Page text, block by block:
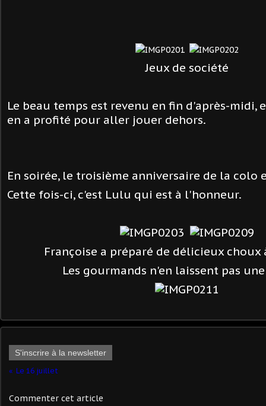
Jeux de société
Le beau temps est revenu en fin d'après-midi,
en a profité pour aller jouer dehors.
En soirée, le troisième anniversaire de la colo
Cette fois-ci, c'est Lulu qui est à l'honneur.
Françoise a préparé de délicieux choux
Les gourmands n'en laissent pas
S'inscrire à la newsletter
Le 16 juillet
Commenter cet article